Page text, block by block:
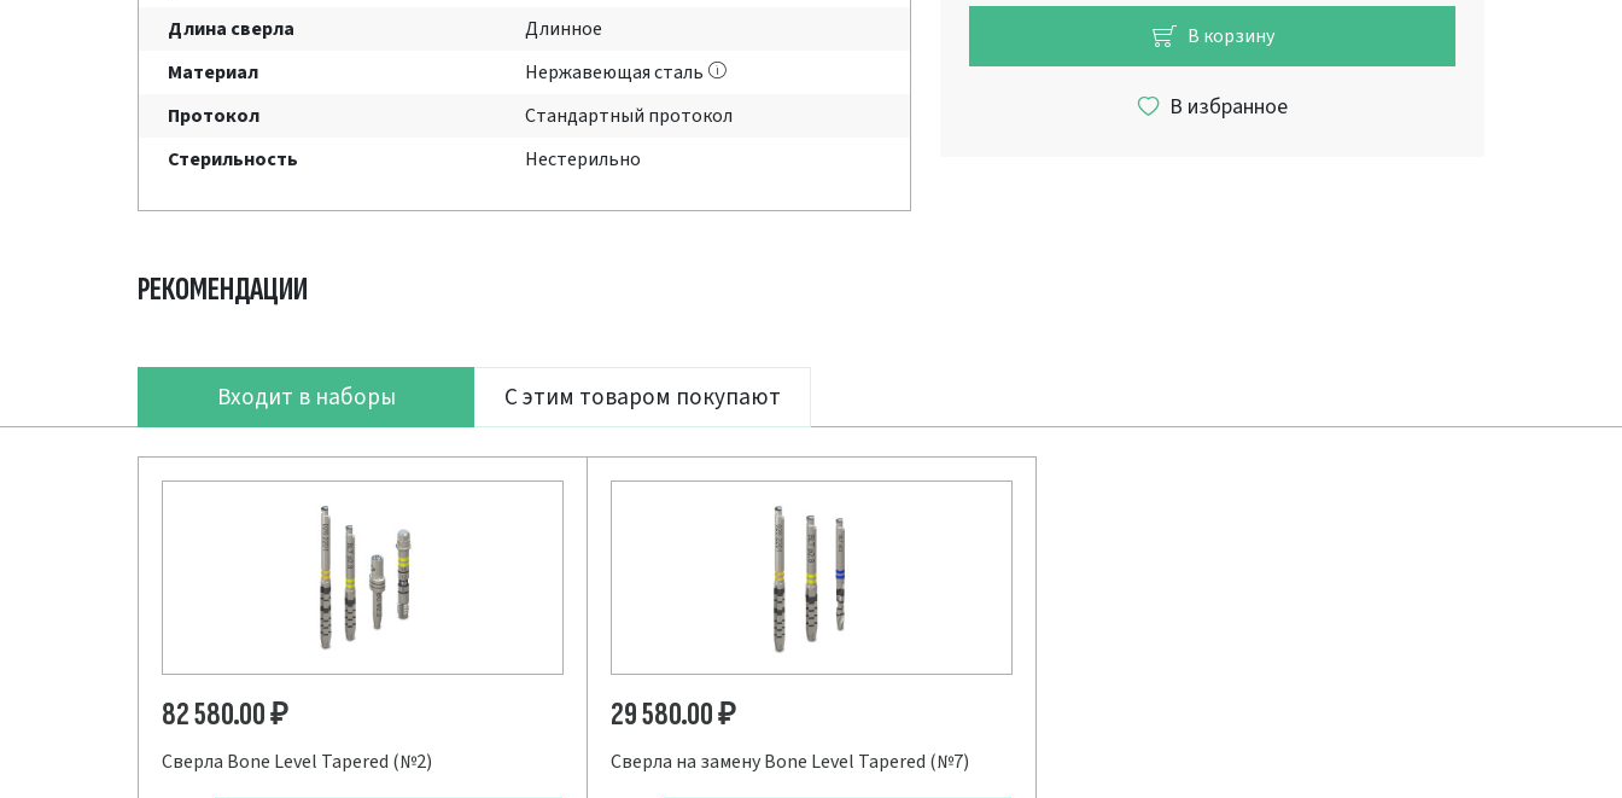
Длина сверла
Длинное
Материал
Нержавеющая сталь
Протокол
Стандартный протокол
Стерильность
Нестерильно
В корзину
РЕКОМЕНДАЦИИ
Входит в наборы С этим товаром покупают
82 580.00₽
Сверла Bone Level Tapered (№2)
29 580.00₽
Сверла на замену Bone Level Tapered (№7)